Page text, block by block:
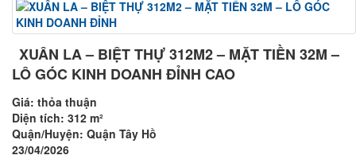
XUÂN LA – BIỆT THỰ 312M2 – MẶT TIỀN 32M –
LÔ GÓC KINH DOANH ĐỈNH CAO
Giá: thỏa thuận
Diện tích: 312 m²
Quận/Huyện: Quận Tây Hồ
23/04/2026